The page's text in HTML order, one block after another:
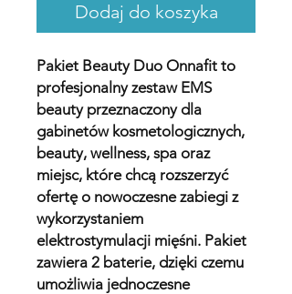
Dodaj do koszyka
Pakiet Beauty Duo Onnafit to
profesjonalny zestaw EMS
beauty przeznaczony dla
gabinetów kosmetologicznych,
beauty, wellness, spa oraz
miejsc, które chcą rozszerzyć
ofertę o nowoczesne zabiegi z
wykorzystaniem
elektrostymulacji mięśni. Pakiet
zawiera 2 baterie, dzięki czemu
umożliwia jednoczesne